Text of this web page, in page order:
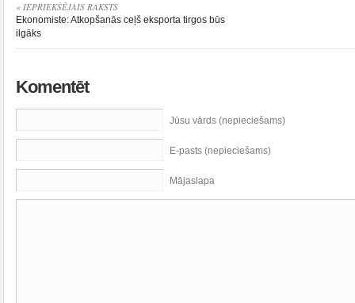
« IEPRIEKŠĒJAIS RAKSTS
Ekonomiste: Atkopšanās ceļš eksporta tirgos būs
ilgāks
Komentēt
Jūsu vārds (nepieciešams)
E-pasts (nepieciešams)
Mājaslapa